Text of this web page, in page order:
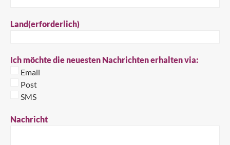
Land(erforderlich)
Ich möchte die neuesten Nachrichten erhalten via:
Email
Post
SMS
Nachricht